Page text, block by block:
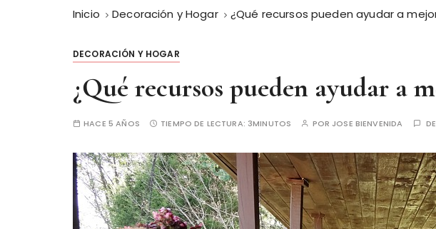
Inicio Decoración y Hogar ¿Qué recursos pueden ayudar a
DECORACIÓN Y HOGAR
¿Qué recursos pueden ayudar a
HACE 5 AÑOS TIEMPO DE LECTURA: 3MINUTOS POR JOSE BIENVENIDA